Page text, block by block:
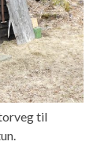
til